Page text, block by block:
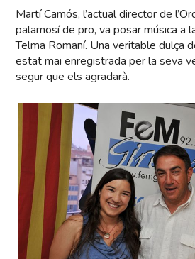
Martí Camós, l’actual director de
palamosí de pro, va posar música a
Telma Romaní. Una veritable dulça
estat mai enregistrada per la seva
segur que els agradarà.